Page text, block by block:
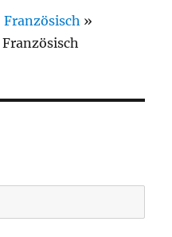
Französisch »